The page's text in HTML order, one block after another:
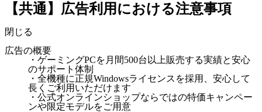
【共通】広告利用における注意事項
閉じる
広告の概要
・ゲーミングPCを月間500台以上販売する実績と安心
のサポート体制
・全機種に正規Windowsライセンスを採用、安心して
長くご利用いただけます
・公式オンラインショップならではの特価キャンペー
ンや限定モデルをご用意